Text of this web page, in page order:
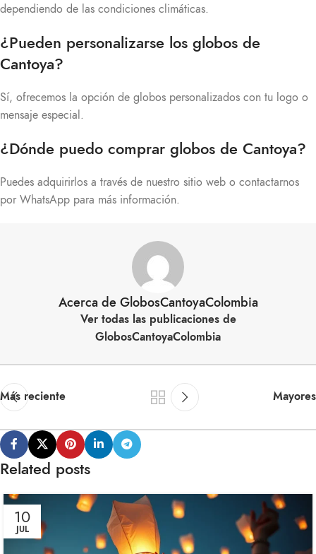
dependiendo de las condiciones climáticas.
¿Pueden personalizarse los globos de
Cantoya?
Sí, ofrecemos la opción de globos personalizados con tu logo o
mensaje especial.
¿Dónde puedo comprar globos de Cantoya?
Puedes adquirirlos a través de nuestro sitio web o contactarnos
por WhatsApp para más información.
Acerca de GlobosCantoyaColombia
Ver todas las publicaciones de
GlobosCantoyaColombia
Más reciente Mayores
Related posts
10
JUL